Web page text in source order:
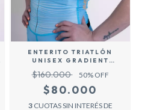
ENTERITO TRIATLÓN
UNISEX GRADIENT
$160.000 50% OFF
$80.000
3 CUOTAS SIN INTERÉS DE